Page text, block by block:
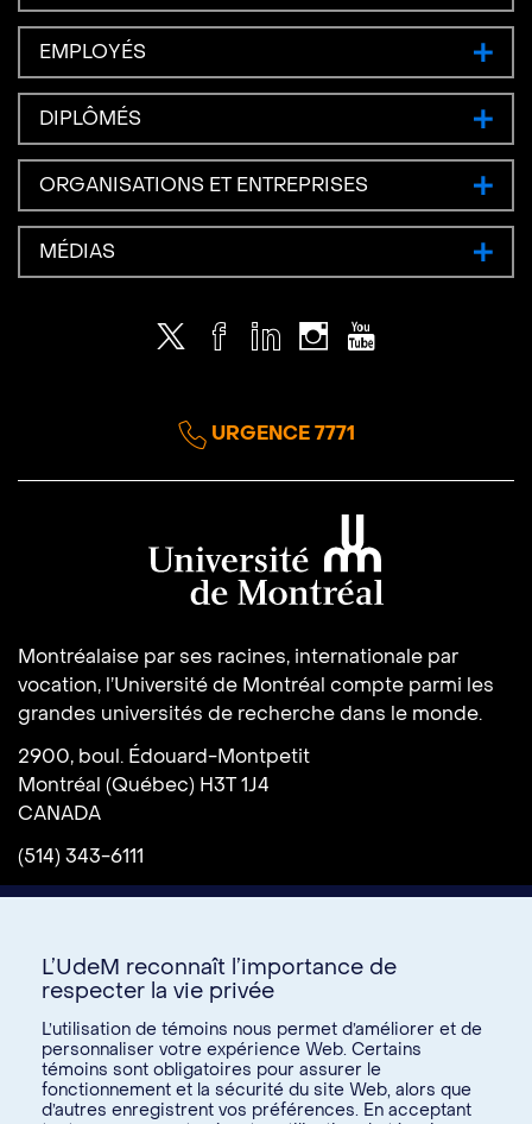
EMPLOYÉS
DIPLÔMÉS
ORGANISATIONS ET ENTREPRISES
MÉDIAS
Twitter Facebook
LinkedInInstagramYoutube
URGENCE 7771
Montréalaise par ses racines, internationale par
vocation, l’Université de Montréal compte parmi les
grandes universités de recherche dans le monde.
2900, boul. Édouard-Montpetit
Montréal (Québec) H3T 1J4
CANADA
(514) 343-6111
Donnez à l’UdeM
L’UdeM reconnaît l’importance de
respecter la vie privée
L’utilisation de témoins nous permet d’améliorer et de
personnaliser votre expérience Web. Certains
témoins sont obligatoires pour assurer le
fonctionnement et la sécurité du site Web, alors que
d’autres enregistrent vos préférences. En acceptant